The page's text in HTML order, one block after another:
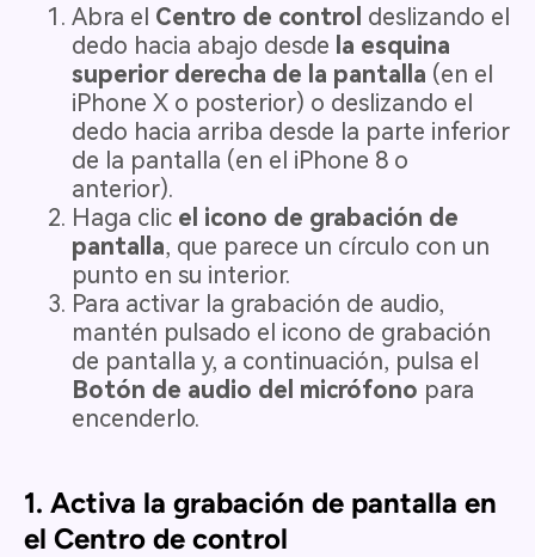
Abra el Centro de control deslizando el
dedo hacia abajo desde la esquina
superior derecha de la pantalla (en el
iPhone X o posterior) o deslizando el
dedo hacia arriba desde la parte inferior
de la pantalla (en el iPhone 8 o
anterior).
Haga clic el icono de grabación de
pantalla, que parece un círculo con un
punto en su interior.
Para activar la grabación de audio,
mantén pulsado el icono de grabación
de pantalla y, a continuación, pulsa el
Botón de audio del micrófono para
encenderlo.
1. Activa la grabación de pantalla en
el Centro de control